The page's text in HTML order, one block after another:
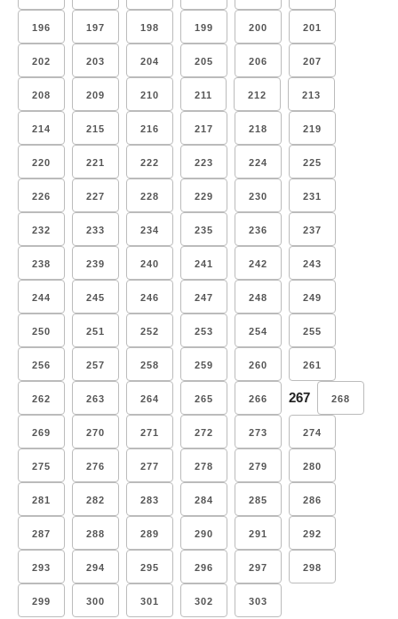
196 197 198 199 200 201
202 203 204 205 206 207
208 209 210 211 212 213
214 215 216 217 218 219
220 221 222 223 224 225
226 227 228 229 230 231
232 233 234 235 236 237
238 239 240 241 242 243
244 245 246 247 248 249
250 251 252 253 254 255
256 257 258 259 260 261
262 263 264 265 266 267 268
269 270 271 272 273 274
275 276 277 278 279 280
281 282 283 284 285 286
287 288 289 290 291 292
293 294 295 296 297 298
299 300 301 302 303